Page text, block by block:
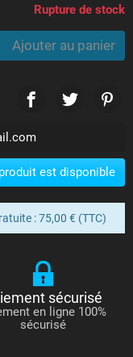
Rupture de stock
Ajouter au panier
est disponible
: 75,00 € (TTC)
sécurisé
en ligne 100%
sécurisé